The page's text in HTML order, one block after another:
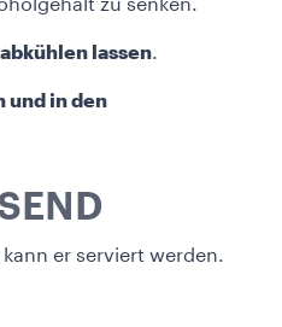
zu senken.
lassen.
und in den
er serviert werden.